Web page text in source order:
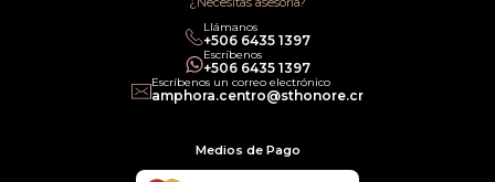
Llámanos
+506 6435 1397
Escríbenos
+506 6435 1397
Escríbenos un correo electrónico
amphora.centro@sthonore.cr
Medios de Pago